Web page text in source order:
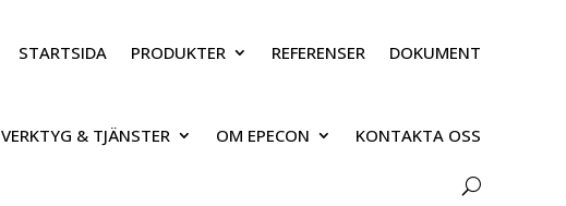
STARTSIDA PRODUKTER REFERENSER DOKUMENT
VERKTYG & TJÄNSTER OM EPECON KONTAKTA OSS